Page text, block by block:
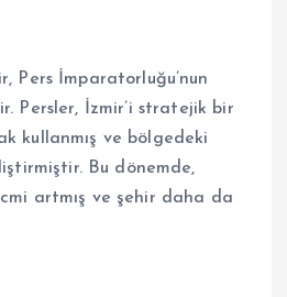
Pers İmparatorluğu’nun
Persler, İzmir’i stratejik bir
kullanmış ve bölgedeki
Bu dönemde,
artmış ve şehir daha da